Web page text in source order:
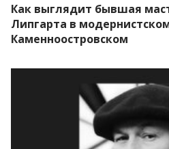
Как выглядит бывшая
Липгарта в
Каменноостровском